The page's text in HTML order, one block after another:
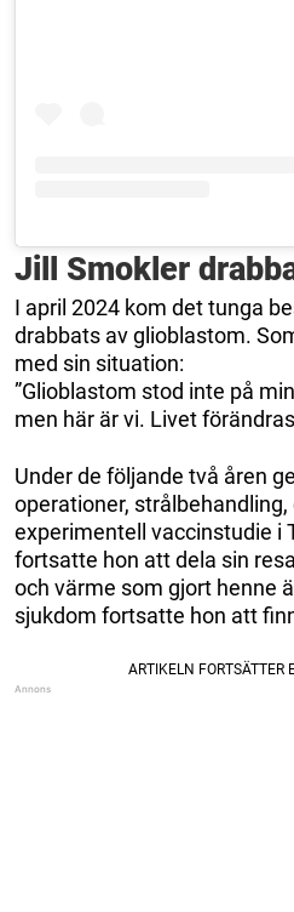
Jill Smokler
I april 2024 kom det tunga
drabbats av glioblastom.
med sin situation:
”Glioblastom stod inte på
men här är vi. Livet
Under de följande två åren
operationer,
experimentell vaccinstudie i
fortsatte hon att dela sin
och värme som gjort henne
sjukdom fortsatte hon att